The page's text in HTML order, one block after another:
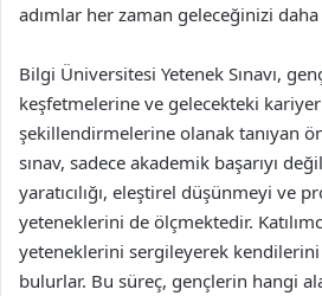
adımlar her zaman geleceğinizi daha
Bilgi Üniversitesi Yetenek Sınavı,
keşfetmelerine ve gelecekteki kariyer
şekillendirmelerine olanak tanıyan
sınav, sadece akademik başarıyı
yaratıcılığı, eleştirel düşünmeyi ve
yeteneklerini de ölçmektedir.
yeteneklerini sergileyerek kendilerini
bulurlar. Bu süreç, gençlerin hangi